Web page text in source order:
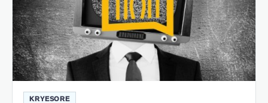
KRYESORE